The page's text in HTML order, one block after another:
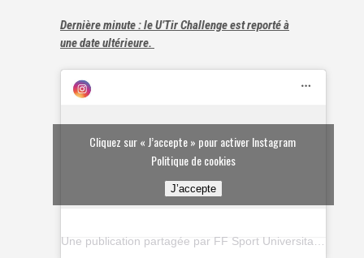
Dernière minute : le U’Tir Challenge est reporté à
une date ultérieure.
Une publication partagée par FF Sport Universitaire (@ffsu_sportuniversitaire)
Cliquez sur « J’accepte » pour activer Instagram
Politique de cookies
J’accepte